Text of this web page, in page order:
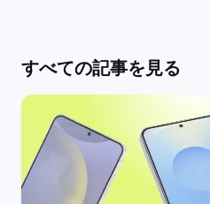
すべての記事を見る